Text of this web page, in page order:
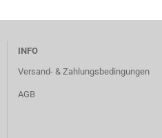
INFO
Versand- & Zahlungsbedingungen
AGB